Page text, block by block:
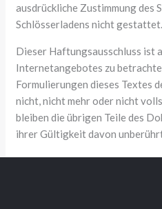
ausdrückliche Zustimmung des
Schlösserladens nicht gestattet.
Dieser Haftungsausschluss ist
Internetangebotes zu
Formulierungen dieses Textes
nicht, nicht mehr oder nicht
bleiben die übrigen Teile des
ihrer Gültigkeit davon